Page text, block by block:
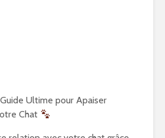
Ultime pour Apaiser
Chat